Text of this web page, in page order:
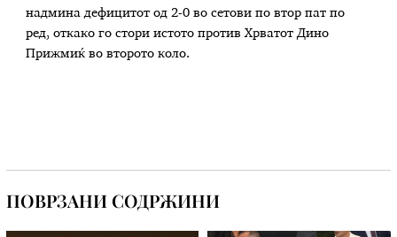
надмина дефицитот од 2-0 во сетови по втор пат по
ред, откако го стори истото против Хрватот Дино
Прижмиќ во второто коло.
ПОВРЗАНИ СОДРЖИНИ